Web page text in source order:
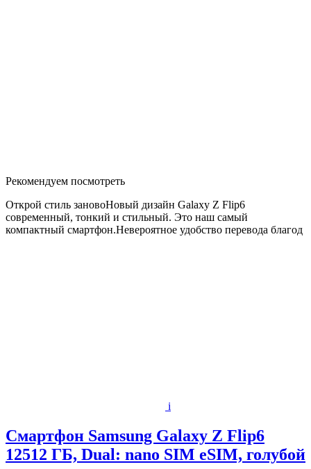
Рекомендуем посмотреть
Открой стиль зановоНовый дизайн Galaxy Z Flip6
современный, тонкий и стильный. Это наш самый
компактный смартфон.Невероятное удобство перевода благод
i
Смартфон Samsung Galaxy Z Flip6
12512 ГБ, Dual: nano SIM eSIM, голубой